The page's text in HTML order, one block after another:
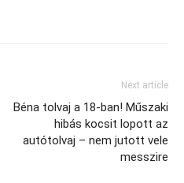
Next article
Béna tolvaj a 18-ban! Műszaki
hibás kocsit lopott az
autótolvaj – nem jutott vele
messzire